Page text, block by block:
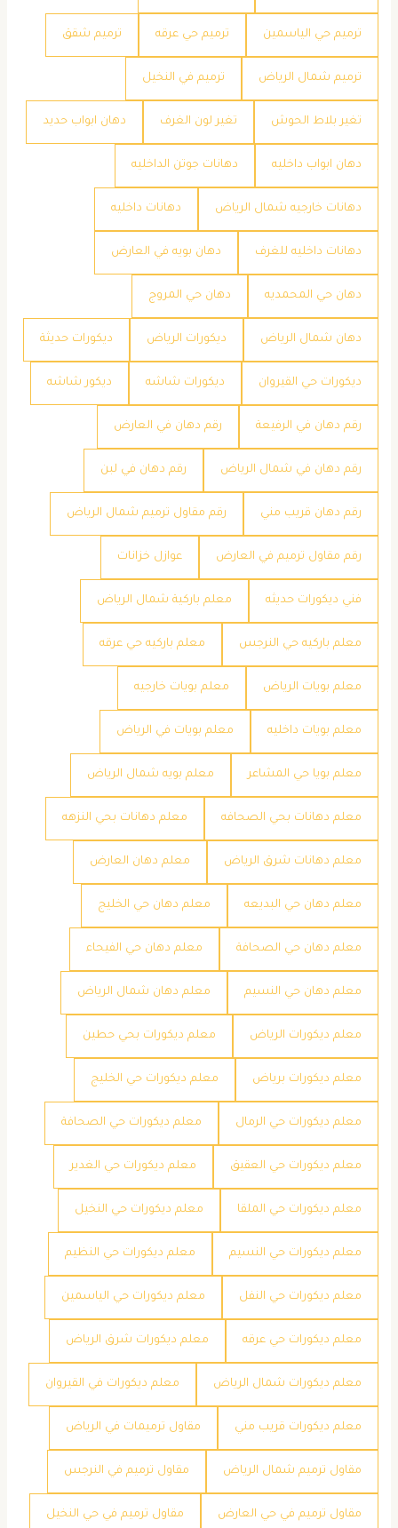
ترميم حي الياسمين ترميم حي عرقه ترميم شقق
ترميم شمال الرياض ترميم في النخيل
تغير بلاط الحوش تغير لون الغرف دهان ابواب حديد
دهان ابواب داخليه دهانات جوتن الداخليه
دهانات خارجيه شمال الرياض دهانات داخليه
دهانات داخليه للغرف دهان بويه في العارض
دهان حي المحمديه دهان حي المروج
دهان شمال الرياض ديكورات الرياض ديكورات حديثة
ديكورات حي القيروان ديكورات شاشه ديكور شاشه
رقم دهان في الرفيعة رقم دهان في العارض
رقم دهان في شمال الرياض رقم دهان في لبن
رقم دهان قريب مني رقم مقاول ترميم شمال الرياض
رقم مقاول ترميم في العارض عوازل خزانات
فني ديكورات حديثه معلم باركية شمال الرياض
معلم باركيه حي النرجس معلم باركيه حي عرقه
معلم بويات الرياض معلم بويات خارجيه
معلم بويات داخليه معلم بويات في الرياض
معلم بويا حي المشاعر معلم بويه شمال الرياض
معلم دهانات بحي الصحافه معلم دهانات بحي النزهه
معلم دهانات شرق الرياض معلم دهان العارض
معلم دهان حي البديعه معلم دهان حي الخليج
معلم دهان حي الصحافة معلم دهان حي الفيحاء
معلم دهان حي النسيم معلم دهان شمال الرياض
معلم ديكورات الرياض معلم ديكورات بحي حطين
معلم ديكورات برياض معلم ديكورات حي الخليج
معلم ديكورات حي الرمال معلم ديكورات حي الصحافة
معلم ديكورات حي العقيق معلم ديكورات حي الغدير
معلم ديكورات حي الملقا معلم ديكورات حي النخيل
معلم ديكورات حي النسيم معلم ديكورات حي النظيم
معلم ديكورات حي النفل معلم ديكورات حي الياسمين
معلم ديكورات حي عرقه معلم ديكورات شرق الرياض
معلم ديكورات شمال الرياض معلم ديكورات في القيروان
معلم ديكورات قريب مني مقاول ترميمات في الرياض
مقاول ترميم شمال الرياض مقاول ترميم في النرجس
مقاول ترميم في حي العارض مقاول ترميم في حي النخيل